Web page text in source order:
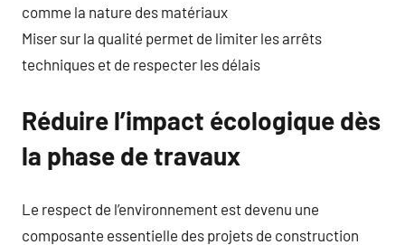
comme la nature des matériaux
Miser sur la qualité permet de limiter les arrêts
techniques et de respecter les délais
Réduire l’impact écologique dès
la phase de travaux
Le respect de l’environnement est devenu une
composante essentielle des projets de construction